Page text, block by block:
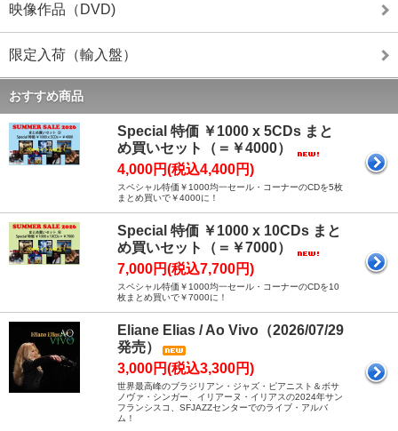
映像作品（DVD)
限定入荷（輸入盤）
おすすめ商品
Special 特価 ￥1000 x 5CDs まと
め買いセット（＝￥4000）
4,000円(税込4,400円)
スペシャル特価￥1000均一セール・コーナーのCDを5枚
まとめ買いで￥4000に！
Special 特価 ￥1000 x 10CDs まと
め買いセット（＝￥7000）
7,000円(税込7,700円)
スペシャル特価￥1000均一セール・コーナーのCDを10
枚まとめ買いで￥7000に！
Eliane Elias / Ao Vivo（2026/07/29
発売）
3,000円(税込3,300円)
世界最高峰のブラジリアン・ジャズ・ピアニスト＆ボサ
ノヴァ・シンガー、イリアーヌ・イリアスの2024年サン
フランシスコ、SFJAZZセンターでのライブ・アルバ
ム！